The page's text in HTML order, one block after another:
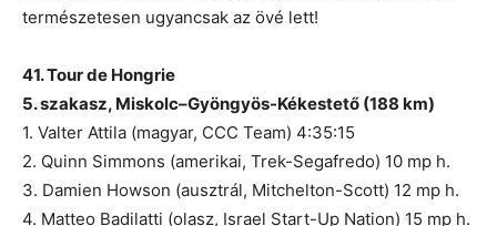
természetesen ugyancsak az övé lett!
41. Tour de Hongrie
5. szakasz, Miskolc–Gyöngyös-Kékestető (188 km)
1. Valter Attila (magyar, CCC Team) 4:35:15
2. Quinn Simmons (amerikai, Trek-Segafredo) 10 mp h.
3. Damien Howson (ausztrál, Mitchelton-Scott) 12 mp h.
4. Matteo Badilatti (olasz, Israel Start-Up Nation) 15 mp h.